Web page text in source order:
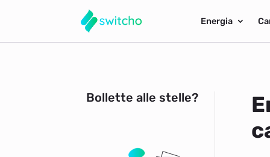
Energia
Bollette alle stelle?